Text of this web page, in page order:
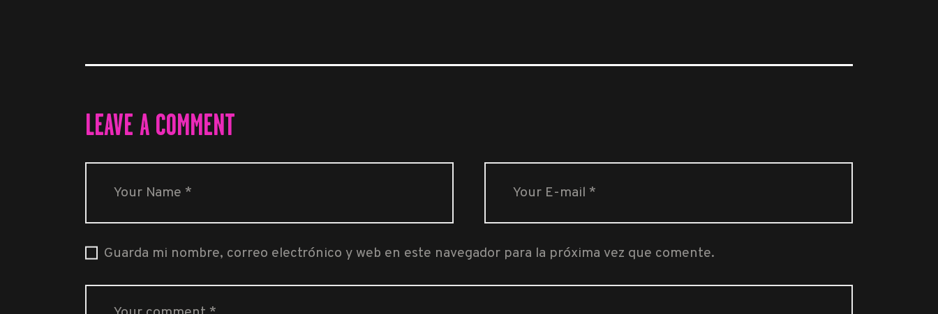
LEAVE A COMMENT
Guarda mi nombre, correo electrónico y web en este navegador para la próxima vez que comente.